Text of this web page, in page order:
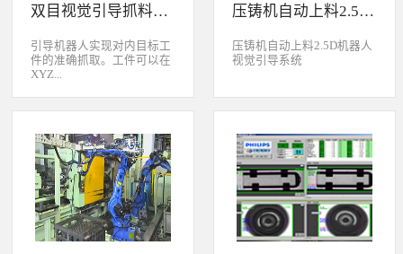
双目视觉引导抓料系统
引导机器人实现对内目标工
件的准确抓取。工件可以在
XYZ...
差，3D视觉定位系统能够根
据工件的三维特征信息，准
确获取工件的三维位置信
息。该系统可广泛应用于各
类生产线上物料搬运、装
配、上架、下架等。 系统
采用最先进的2D、2.5D和
3D视觉定位技术，引导机器
压铸机自动上料2.5D机器人视觉引导系统
压铸机自动上料2.5D机器人
视觉引导系统